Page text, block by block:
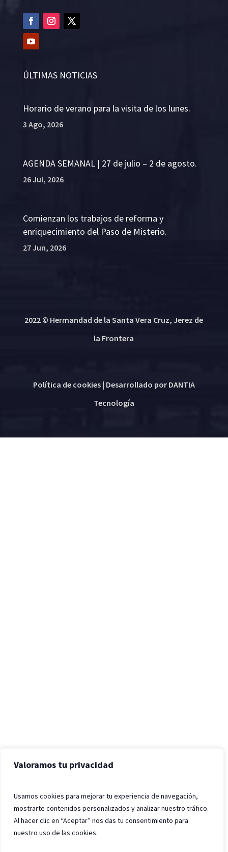
Valoramos tu privacidad
Usamos cookies para mejorar tu experiencia de navegación,
mostrarte contenidos personalizados y analizar nuestro tráfico.
Al hacer clic en “Aceptar” nos das tu consentimiento para
nuestro uso de las cookies.
ÚLTIMAS NOTICIAS
Horario de verano para la visita de los lunes.
3 Ago, 2026
AGENDA SEMANAL | 27 de julio – 2 de agosto.
26 Jul, 2026
Comienzan los trabajos de reforma y
enriquecimiento del Paso de Misterio.
27 Jun, 2026
2022 © Hermandad de la Santa Vera Cruz, Jerez de
la Frontera
Política de cookies| Desarrollado por DANTIA
Tecnología